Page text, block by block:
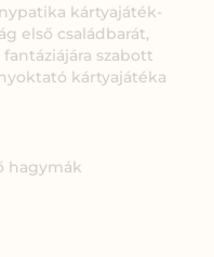
kártyajáték-
első családbarát,
szabott
kártyajátéka
hagymák